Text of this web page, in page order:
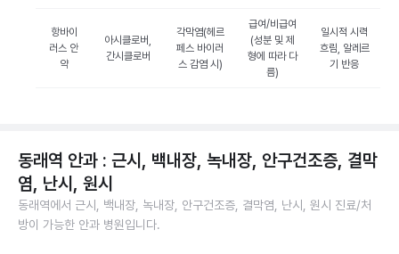
항바이
러스 안
약
아시클로버,
간시클로버
각막염(헤르
페스 바이러
스 감염 시)
급여/비급여
(성분 및 제
형에 따라 다
름)
일시적 시력
흐림, 알레르
기 반응
동래역 안과 : 근시, 백내장, 녹내장, 안구건조증, 결막
염, 난시, 원시
동래역에서 근시, 백내장, 녹내장, 안구건조증, 결막염, 난시, 원시 진료/처
방이 가능한 안과 병원입니다.